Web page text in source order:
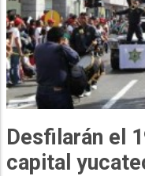
Desfilarán el
capital